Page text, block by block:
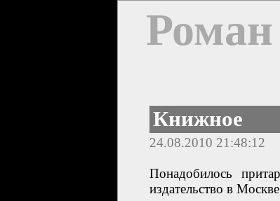
Книжное
24.08.2010 21:48:12
Понадобилось
издательство в